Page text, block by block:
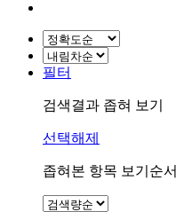
필터
검색결과 좁혀 보기
선택해제
좁혀본 항목 보기순서